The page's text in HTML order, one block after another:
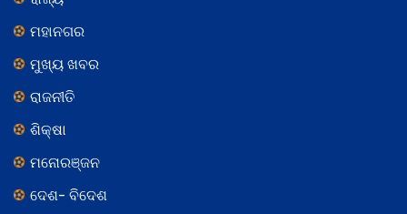
ମହାନଗର
ମୁଖ୍ୟ ଖବର
ରାଜନୀତି
ଶିକ୍ଷା
ମନୋରଞ୍ଜନ
ଦେଶ- ବିଦେଶ